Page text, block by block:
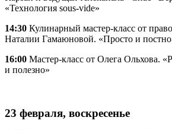
«Технология sous-vide»
14:30 Кулинарный мастер-класс от
Наталии Гамаюновой. «Просто и
16:00 Мастер-класс от Олега Ольхова.
и полезно»
23 февраля, воскресенье